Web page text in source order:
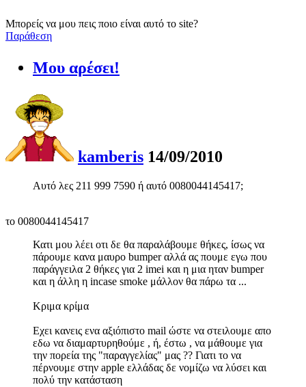
Μπορείς να μου πεις ποιο είναι αυτό το site?
Παράθεση
Μου αρέσει!
kamberis 14/09/2010
Αυτό λες 211 999 7590 ή αυτό 0080044145417;
το 0080044145417
Κατι μου λέει οτι δε θα παραλάβουμε θήκες, ίσως να
πάρουμε κανα μαυρο bumper αλλά ας πουμε εγω που
παράγγειλα 2 θήκες για 2 imei και η μια ηταν bumper
και η άλλη η incase smoke μάλλον θα πάρω τα ...
Κριμα κρίμα
Εχει κανεις ενα αξιόπιστο mail ώστε να στειλουμε απο
εδω να διαμαρτυρηθούμε , ή, έστω , να μάθουμε για
την πορεία της "παραγγελίας" μας ?? Γιατι το να
πέρνουμε στην apple ελλάδας δε νομίζω να λύσει και
πολύ την κατάσταση